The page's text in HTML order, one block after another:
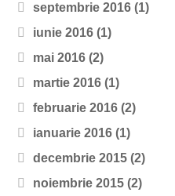
septembrie 2016 (1)
iunie 2016 (1)
mai 2016 (2)
martie 2016 (1)
februarie 2016 (2)
ianuarie 2016 (1)
decembrie 2015 (2)
noiembrie 2015 (2)